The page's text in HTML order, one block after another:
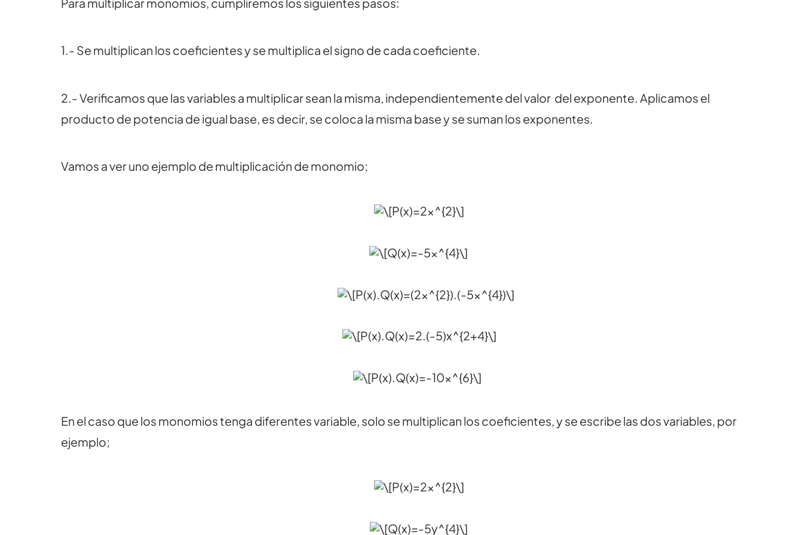
Para multiplicar monomios, cumpliremos los siguientes pasos:
1.- Se multiplican los coeficientes y se multiplica el signo de cada coeficiente.
2.- Verificamos que las variables a multiplicar sean la misma, independientemente del valor del exponente. Aplicamos el
producto de potencia de igual base, es decir, se coloca la misma base y se suman los exponentes.
Vamos a ver uno ejemplo de multiplicación de monomio;
En el caso que los monomios tenga diferentes variable, solo se multiplican los coeficientes, y se escribe las dos variables, por
ejemplo;